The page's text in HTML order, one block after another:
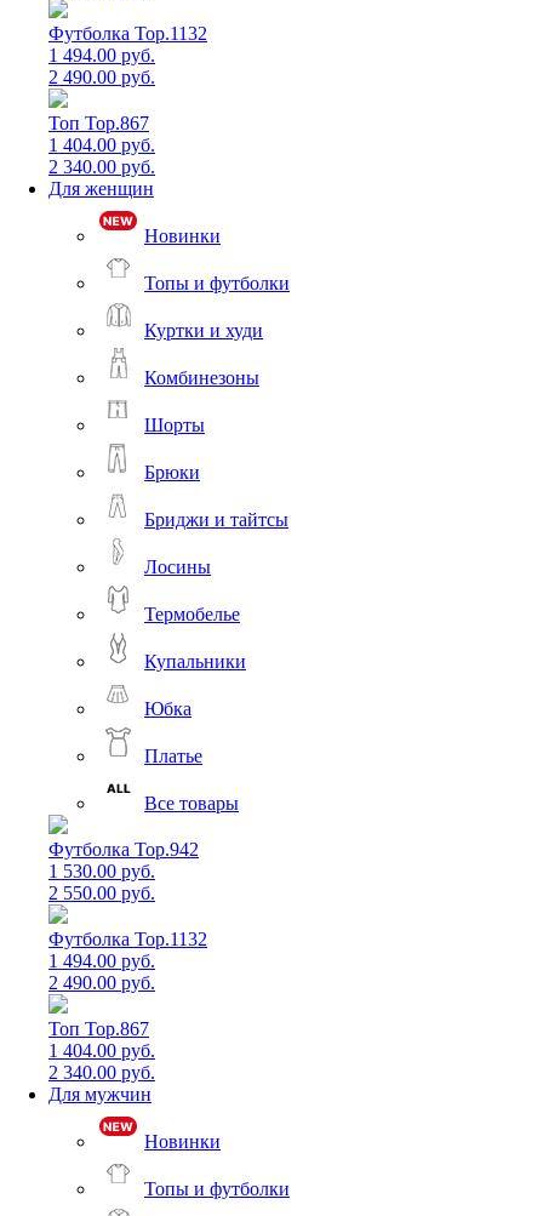
Футболка Top.1132
1 494.00 руб.
2 490.00 руб.
Топ Top.867
1 404.00 руб.
2 340.00 руб.
Для женщин
Новинки
Топы и футболки
Куртки и худи
Комбинезоны
Шорты
Брюки
Бриджи и тайтсы
Лосины
Термобелье
Купальники
Юбка
Платье
Все товары
Футболка Top.942
1 530.00 руб.
2 550.00 руб.
Футболка Top.1132
1 494.00 руб.
2 490.00 руб.
Топ Top.867
1 404.00 руб.
2 340.00 руб.
Для мужчин
Новинки
Топы и футболки